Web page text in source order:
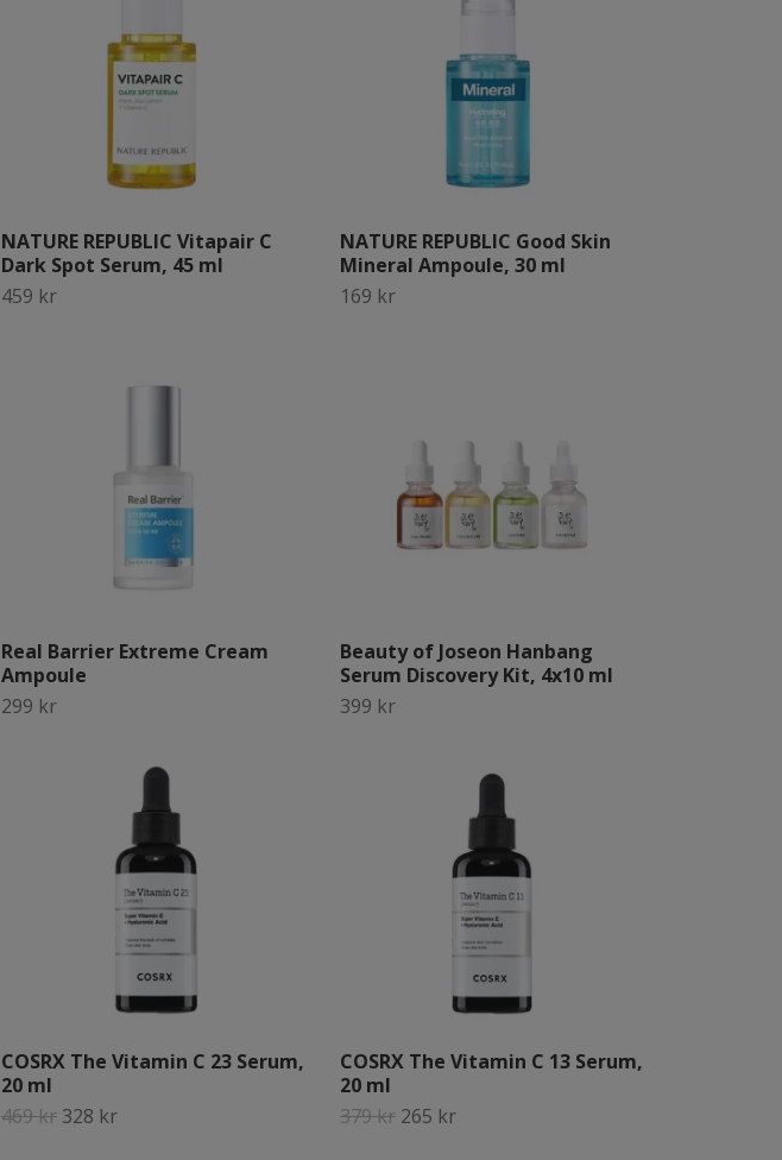
NATURE REPUBLIC Vitapair C
Dark Spot Serum, 45 ml
459 kr
NATURE REPUBLIC Good Skin
Mineral Ampoule, 30 ml
169 kr
Real Barrier Extreme Cream
Ampoule
299 kr
Beauty of Joseon Hanbang
Serum Discovery Kit, 4x10 ml
399 kr
COSRX The Vitamin C 23 Serum,
20 ml
469 kr 328 kr
COSRX The Vitamin C 13 Serum,
20 ml
379 kr 265 kr